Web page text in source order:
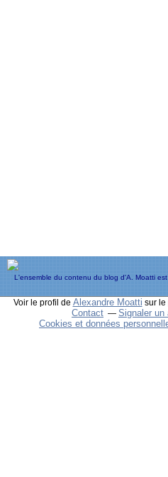
L'ensemble du contenu du blog d'A. Moatti
Voir le profil de Alexandre Moatti sur le
Contact
Signaler un
Cookies et données